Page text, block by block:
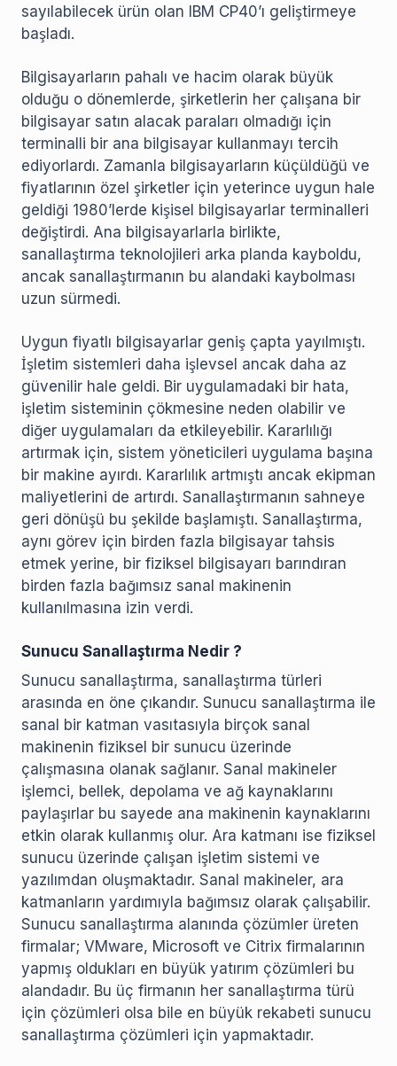
sayılabilecek ürün olan IBM CP40’ı geliştirmeye
başladı.
Bilgisayarların pahalı ve hacim olarak büyük
olduğu o dönemlerde, şirketlerin her çalışana bir
bilgisayar satın alacak paraları olmadığı için
terminalli bir ana bilgisayar kullanmayı tercih
ediyorlardı. Zamanla bilgisayarların küçüldüğü ve
fiyatlarının özel şirketler için yeterince uygun hale
geldiği 1980’lerde kişisel bilgisayarlar terminalleri
değiştirdi. Ana bilgisayarlarla birlikte,
sanallaştırma teknolojileri arka planda kayboldu,
ancak sanallaştırmanın bu alandaki kaybolması
uzun sürmedi.
Uygun fiyatlı bilgisayarlar geniş çapta yayılmıştı.
İşletim sistemleri daha işlevsel ancak daha az
güvenilir hale geldi. Bir uygulamadaki bir hata,
işletim sisteminin çökmesine neden olabilir ve
diğer uygulamaları da etkileyebilir. Kararlılığı
artırmak için, sistem yöneticileri uygulama başına
bir makine ayırdı. Kararlılık artmıştı ancak ekipman
maliyetlerini de artırdı. Sanallaştırmanın sahneye
geri dönüşü bu şekilde başlamıştı. Sanallaştırma,
aynı görev için birden fazla bilgisayar tahsis
etmek yerine, bir fiziksel bilgisayarı barındıran
birden fazla bağımsız sanal makinenin
kullanılmasına izin verdi.
Sunucu Sanallaştırma Nedir ?
Sunucu sanallaştırma, sanallaştırma türleri
arasında en öne çıkandır. Sunucu sanallaştırma ile
sanal bir katman vasıtasıyla birçok sanal
makinenin fiziksel bir sunucu üzerinde
çalışmasına olanak sağlanır. Sanal makineler
işlemci, bellek, depolama ve ağ kaynaklarını
paylaşırlar bu sayede ana makinenin kaynaklarını
etkin olarak kullanmış olur. Ara katmanı ise fiziksel
sunucu üzerinde çalışan işletim sistemi ve
yazılımdan oluşmaktadır. Sanal makineler, ara
katmanların yardımıyla bağımsız olarak çalışabilir.
Sunucu sanallaştırma alanında çözümler üreten
firmalar; VMware, Microsoft ve Citrix firmalarının
yapmış oldukları en büyük yatırım çözümleri bu
alandadır. Bu üç firmanın her sanallaştırma türü
için çözümleri olsa bile en büyük rekabeti sunucu
sanallaştırma çözümleri için yapmaktadır.